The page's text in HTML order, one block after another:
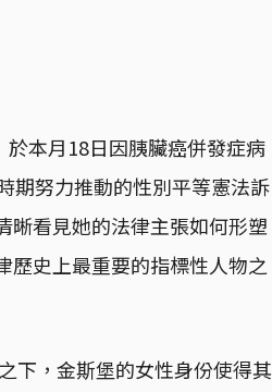
本月18日因胰臟癌併發症病
期努力推動的性別平等憲法訴
晰看見她的法律主張如何形塑
歷史上最重要的指標性人物之
下，金斯堡的女性身份使得其